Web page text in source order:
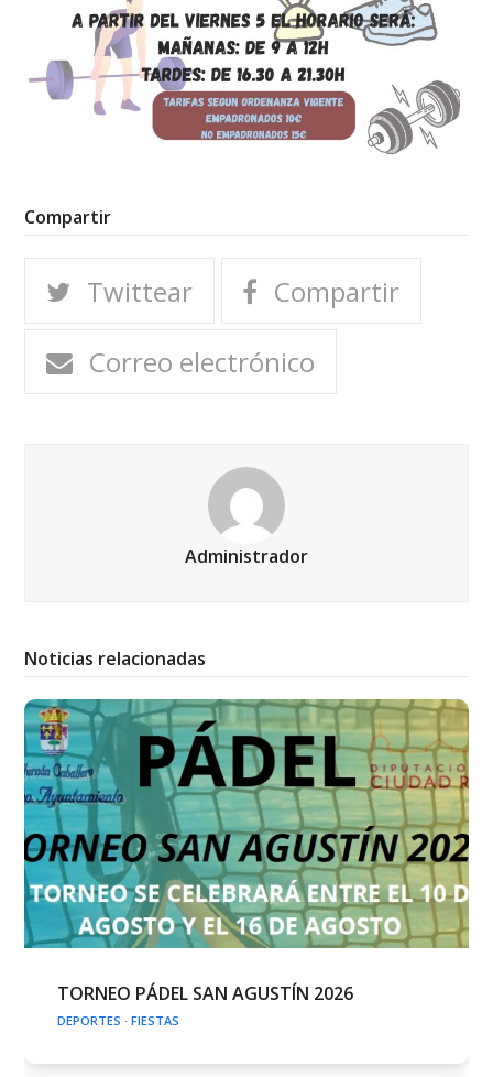
Compartir
Twittear
Compartir
Correo electrónico
Administrador
Noticias relacionadas
TORNEO PÁDEL SAN AGUSTÍN 2026
DEPORTES ·FIESTAS